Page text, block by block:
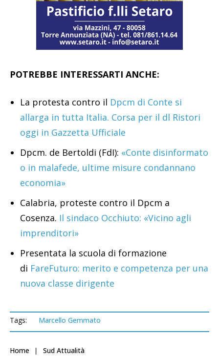
POTREBBE INTERESSARTI ANCHE:
La protesta contro il Dpcm di Conte si
allarga in tutta Italia. Corsa per il dl Ristori
oggi in Gazzetta Ufficiale
Dpcm. de Bertoldi (FdI): «Conte disinformato
o in malafede, ultime misure condannano
economia»
Calabria, proteste contro il Dpcm a
Cosenza. Il sindaco Occhiuto: «Vicino agli
imprenditori»
Presentata la scuola di formazione
di FareFuturo: merito e competenza per una
nuova classe dirigente
Tags: Marcello Gemmato
Home Sud Attualità